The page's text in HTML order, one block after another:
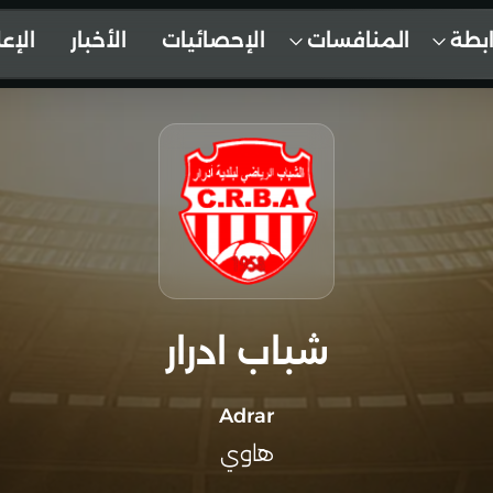
المنافسات الإحصائيات الأخبار
شباب ادرار
Adrar
هاوي